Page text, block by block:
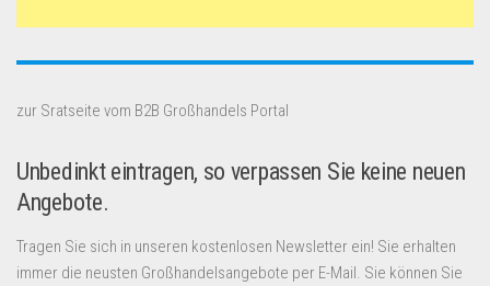
zur Sratseite vom B2B Großhandels Portal
Unbedinkt eintragen, so verpassen Sie keine neuen
Angebote.
Tragen Sie sich in unseren kostenlosen Newsletter ein! Sie erhalten
immer die neusten Großhandelsangebote per E-Mail. Sie können Sie